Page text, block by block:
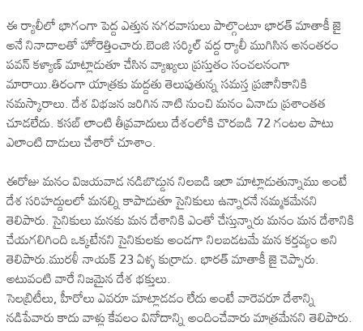
ఈ ర్యాలీలో భాగంగా పెద్ద ఎత్తున నగరవాసులు పాల్గొంటూ భారత్ మాతాకీ జై
అనే నినాదాలతో హోరెత్తించారు.బెంజి సర్కిల్ వద్ద ర్యాలీ ముగిసిన అనంతరం
పవన్ కళ్యాణ్ మాట్లాడుతూ చేసిన వ్యాఖ్యలు ప్రస్తుతం సంచలనంగా
మారాయి.తిరంగా యాత్రకు మద్దతు తెలుపుతున్న సమస్త ప్రజానీకానికి
నమస్కారాలు. దేశ విభజన జరిగిన నాటి నుంచి మనం ఏనాడు ప్రశాంతత
చూడలేదు. కసబ్ లాంటి తీవ్రవాదులు దేశంలోకి చొరబడి 72 గంటల పాటు
ఎలాంటి దాడులు చేశారో చూశాం.
ఈరోజు మనం విజయవాడ నడిబొడ్డున నిలబడి ఇలా మాట్లాడుతున్నాము అంటే
దేశ సరిహద్దులలో మనల్ని కాపాడుతూ సైనికులు ఉన్నారనే నమ్మకమేనని
తెలిపారు. సైనికులు మనకు మన దేశానికి ఎంతో చేస్తున్నారు మనం మన దేశానికి
చేయగలిగింది ఒక్కటేనని సైనికులకు అండగా నిలబడటమే మన కర్తవ్యం అని
తెలిపారు.మురళీ నాయక్ 23 ఏళ్ళ కుర్రాడు. భారత్ మాతాకీ జై చెప్పారు.
అటువంటి వారే నిజమైన దేశ భక్తులు.
సెలబ్రిటీలు, హీరోలు ఎవరూ మాట్లాడడం లేదు అంటే వారెవరూ దేశాన్ని
నడిపేవారు కాదు వాళ్లు కేవలం వినోదాన్ని అందించేవారు మాత్రమేనని తెలిపారు.